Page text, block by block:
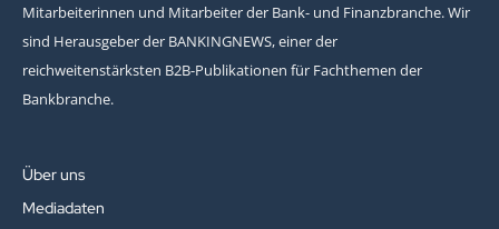
Mitarbeiterinnen und Mitarbeiter der Bank- und Finanzbranche. Wir
sind Herausgeber der BANKINGNEWS, einer der
reichweitenstärksten B2B-Publikationen für Fachthemen der
Bankbranche.
Über uns
Mediadaten